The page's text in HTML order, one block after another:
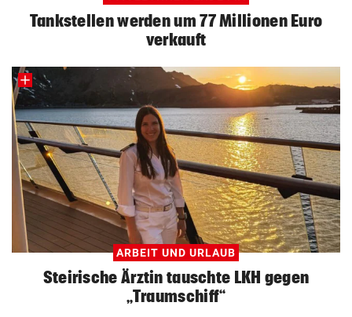
Tankstellen werden um 77 Millionen Euro
verkauft
ARBEIT UND URLAUB
Steirische Ärztin tauschte LKH gegen
„Traumschiff“